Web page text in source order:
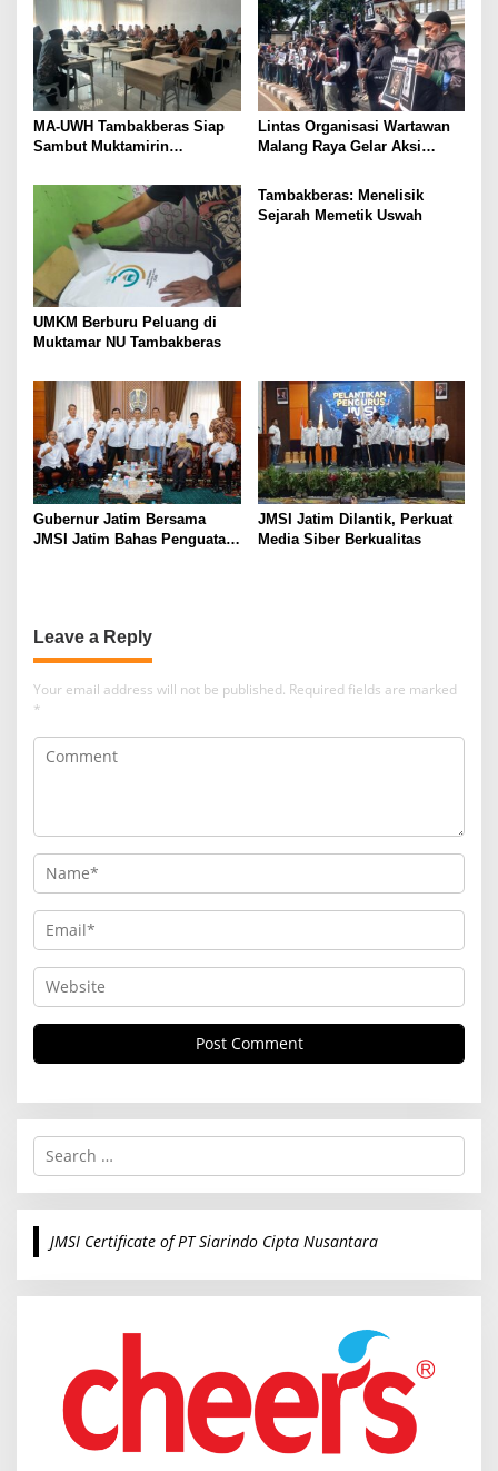
MA-UWH Tambakberas Siap
Sambut Muktamirin
Lintas Organisasi Wartawan
Malang Raya Gelar Aksi
Ireng”
UMKM Berburu Peluang di
Muktamar NU Tambakberas
Tambakberas: Menelisik
Sejarah Memetik Uswah
Gubernur Jatim Bersama
JMSI Jatim Bahas Penguatan
JMSI Jatim Dilantik, Perkuat
Media Siber Berkualitas
Leave a Reply
Your email address will not be published. Required fields are marked
*
S
r
c
o
JMSI Certificate of PT Siarindo Cipta Nusantara